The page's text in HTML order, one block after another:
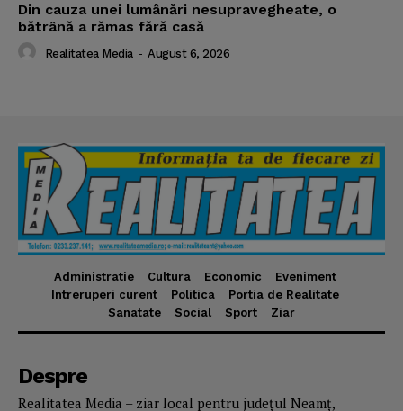
Din cauza unei lumânări nesupravegheate, o
bătrână a rămas fără casă
Realitatea Media - August 6, 2026
Administratie Cultura Economic
Eveniment
Intreruperi curent
Politica
Portia de Realitate
Sanatate
Social Sport Ziar
Despre
Realitatea Media – ziar local pentru județul Neamț,